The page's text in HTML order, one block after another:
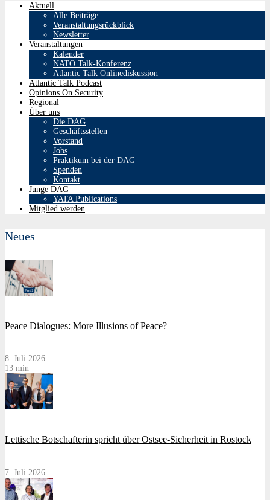
Aktuell
Alle Beiträge
Veranstaltungsrückblick
Newsletter
Veranstaltungen
Kalender
NATO Talk-Konferenz
Atlantic Talk Onlinediskussion
Atlantic Talk Podcast
Opinions On Security
Regional
Über uns
Die DAG
Geschäftsstellen
Vorstand
Jobs
Praktikum bei der DAG
Spenden
Kontakt
Junge DAG
YATA Publications
Mitglied werden
Neues
Peace Dialogues: More Illusions of Peace?
8. Juli 2026
13 min
Lettische Botschafterin spricht über Ostsee-Sicherheit in Rostock
7. Juli 2026